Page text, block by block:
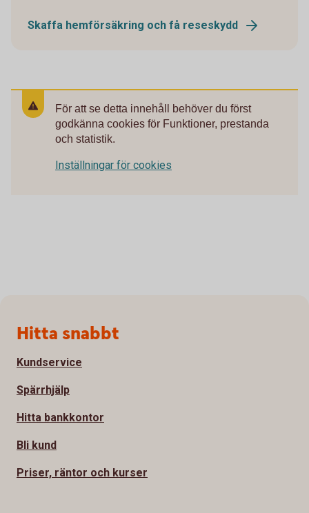
Skaffa hemförsäkring och få reseskydd
För att se detta innehåll behöver du först
godkänna cookies för Funktioner, prestanda
och statistik.
Inställningar för cookies
Sidfot
Hitta snabbt
Kundservice
Spärrhjälp
Hitta bankkontor
Bli kund
Priser, räntor och kurser